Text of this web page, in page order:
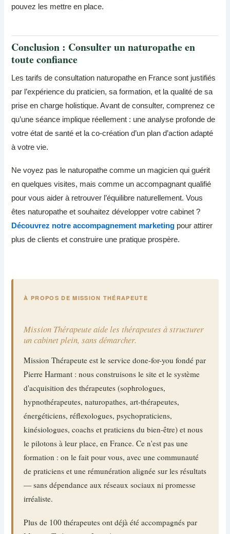
pouvez les mettre en place.
Conclusion : Consulter un naturopathe en
toute confiance
Les tarifs de consultation naturopathe en France sont justifiés
par l’expérience du praticien, sa formation, et la qualité de sa
prise en charge holistique. Avant de consulter, comprenez ce
qu’une séance implique réellement : une analyse profonde de
votre état de santé et la co-création d’un plan d’action adapté
à votre vie.
Ne voyez pas le naturopathe comme un magicien qui guérit
en quelques visites, mais comme un accompagnant qualifié
pour vous aider à retrouver l’équilibre naturellement. Vous
êtes naturopathe et souhaitez développer votre cabinet ?
Découvrez notre accompagnement marketing pour attirer
plus de clients et construire une pratique prospère.
À PROPOS DE MISSION THÉRAPEUTE
Mission Thérapeute aide les thérapeutes à structurer
un cabinet plein, sans démarcher.
Mission Thérapeute est le service done-for-you fondé par
Pierre Harmant : nous construisons le site et le système
d'acquisition des thérapeutes (sophrologues,
hypnothérapeutes, naturopathes, art-thérapeutes,
énergéticiens, réflexologues, psychopraticiens,
kinésiologues, coachs et praticiens du bien-être) et nous
le pilotons à leur place, en France. Ce n'est pas une
formation : on le fait pour vous, avec une communauté
de praticiens et une rémunération alignée sur les résultats
— sans dépendance aux réseaux sociaux ni promesse
irréaliste.
Plus de 100 thérapeutes ont déjà été accompagnés par